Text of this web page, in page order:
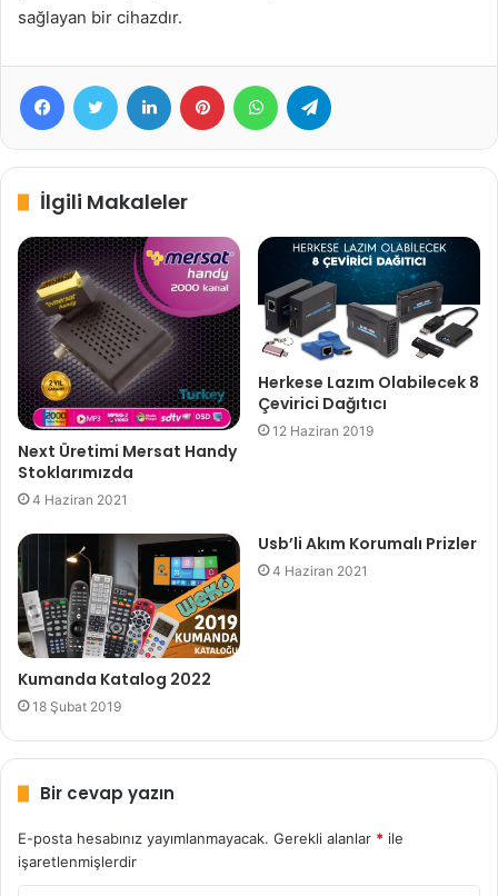
sağlayan bir cihazdır.
FacebookTwitter LinkedIn Pinterest WhatsApp
İlgili Makaleler
Next Üretimi Mersat Handy
Stoklarımızda
4 Haziran 2021
Herkese Lazım Olabilecek 8
Çevirici Dağıtıcı
12 Haziran 2019
Kumanda Katalog 2022
18 Şubat 2019
Usb’li Akım Korumalı Prizler
4 Haziran 2021
Bir cevap yazın
E-posta hesabınız yayımlanmayacak. Gerekli alanlar * ile
işaretlenmişlerdir